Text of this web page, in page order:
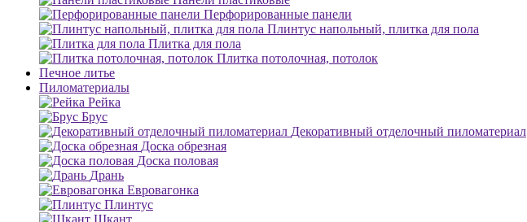
Перфорированные панели
Плинтус напольный, плитка для пола
Плитка для пола
Плитка потолочная, потолок
Печное литье
Пиломатериалы
Рейка
Брус
Декоративный отделочный пиломатериал
Доска обрезная
Доска половая
Дрань
Евровагонка
Плинтус
Шкант